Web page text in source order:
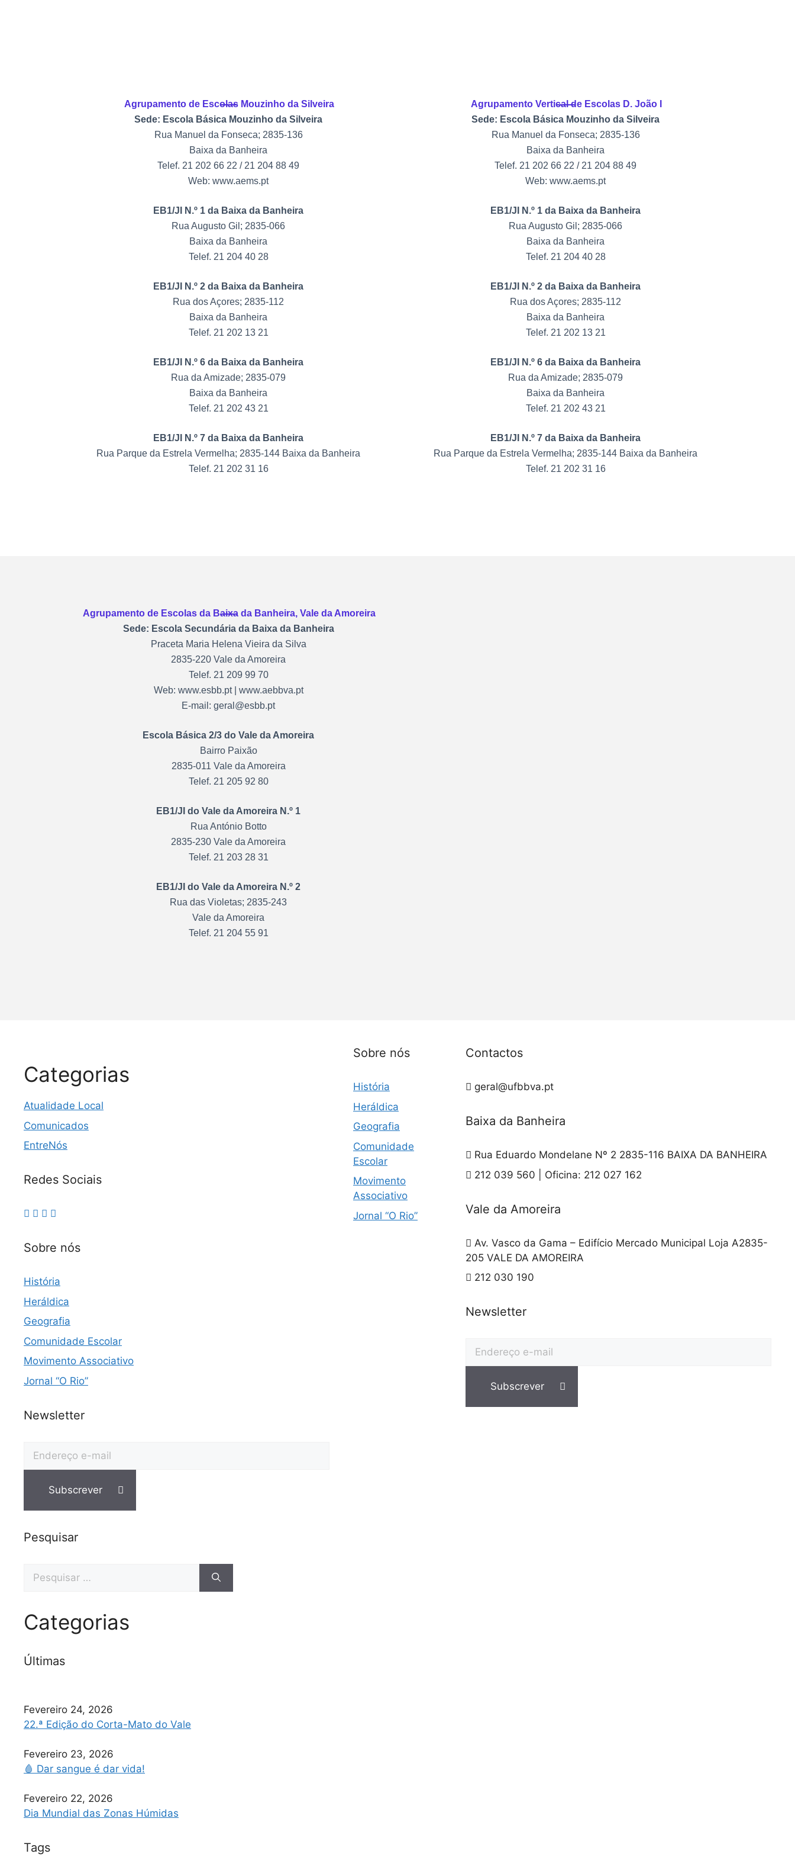
Agrupamento de Escolas Mouzinho da Silveira
Sede: Escola Básica Mouzinho da Silveira
Rua Manuel da Fonseca; 2835-136
Baixa da Banheira
Telef. 21 202 66 22 / 21 204 88 49
Web: www.aems.pt
EB1/JI N.º 1 da Baixa da Banheira
Rua Augusto Gil; 2835-066
Baixa da Banheira
Telef. 21 204 40 28
EB1/JI N.º 2 da Baixa da Banheira
Rua dos Açores; 2835-112
Baixa da Banheira
Telef. 21 202 13 21
EB1/JI N.º 6 da Baixa da Banheira
Rua da Amizade; 2835-079
Baixa da Banheira
Telef. 21 202 43 21
EB1/JI N.º 7 da Baixa da Banheira
Rua Parque da Estrela Vermelha; 2835-144 Baixa da Banheira
Telef. 21 202 31 16
Agrupamento Vertical de Escolas D. João I
Sede: Escola Básica Mouzinho da Silveira
Rua Manuel da Fonseca; 2835-136
Baixa da Banheira
Telef. 21 202 66 22 / 21 204 88 49
Web: www.aems.pt
EB1/JI N.º 1 da Baixa da Banheira
Rua Augusto Gil; 2835-066
Baixa da Banheira
Telef. 21 204 40 28
EB1/JI N.º 2 da Baixa da Banheira
Rua dos Açores; 2835-112
Baixa da Banheira
Telef. 21 202 13 21
EB1/JI N.º 6 da Baixa da Banheira
Rua da Amizade; 2835-079
Baixa da Banheira
Telef. 21 202 43 21
EB1/JI N.º 7 da Baixa da Banheira
Rua Parque da Estrela Vermelha; 2835-144 Baixa da Banheira
Telef. 21 202 31 16
Agrupamento de Escolas da Baixa da Banheira, Vale da Amoreira
Sede: Escola Secundária da Baixa da Banheira
Praceta Maria Helena Vieira da Silva
2835-220 Vale da Amoreira
Telef. 21 209 99 70
Web: www.esbb.pt | www.aebbva.pt
E-mail: geral@esbb.pt
Escola Básica 2/3 do Vale da Amoreira
Bairro Paixão
2835-011 Vale da Amoreira
Telef. 21 205 92 80
EB1/JI do Vale da Amoreira N.º 1
Rua António Botto
2835-230 Vale da Amoreira
Telef. 21 203 28 31
EB1/JI do Vale da Amoreira N.º 2
Rua das Violetas; 2835-243
Vale da Amoreira
Telef. 21 204 55 91
Categorias
Atualidade Local
Comunicados
EntreNós
Redes Sociais
Sobre nós
História
Heráldica
Geografia
Comunidade Escolar
Movimento Associativo
Jornal “O Rio”
Newsletter
Pesquisar
Categorias
Últimas
Fevereiro 24, 2026
22.ª Edição do Corta-Mato do Vale
Fevereiro 23, 2026
🩸 Dar sangue é dar vida!
Fevereiro 22, 2026
Dia Mundial das Zonas Húmidas
Tags
Sobre nós
História
Heráldica
Geografia
Comunidade
Escolar
Movimento
Associativo
Jornal “O Rio”
Contactos
geral@ufbbva.pt
Baixa da Banheira
Rua Eduardo Mondelane Nº 2 2835-116 BAIXA DA BANHEIRA
212 039 560 | Oficina: 212 027 162
Vale da Amoreira
Av. Vasco da Gama – Edifício Mercado Municipal Loja A2835-
205 VALE DA AMOREIRA
212 030 190
Newsletter